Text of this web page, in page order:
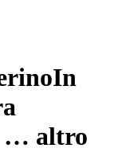
In
… altro